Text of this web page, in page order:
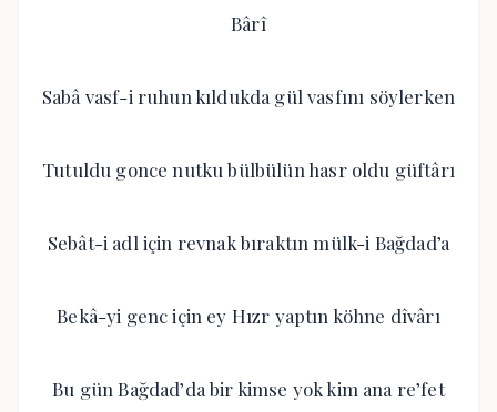
Bârî
Sabâ vasf-i ruhun kıldukda gül vasfını söylerken
Tutuldu gonce nutku bülbülün hasr oldu güftârı
Sebât-i adl için revnak bıraktın mülk-i Bağdad’a
Bekâ-yi genc için ey Hızr yaptın köhne dîvârı
Bu gün Bağdad’da bir kimse yok kim ana re’fet